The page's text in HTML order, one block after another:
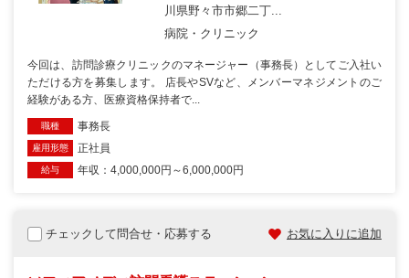
川県野々市市郷二丁...
病院・クリニック
今回は、訪問診療クリニックのマネージャー（事務長）としてご入社い
ただける方を募集します。 店長やSVなど、メンバーマネジメントのご
経験がある方、医療資格保持者で...
職種 事務長
雇用形態 正社員
給与 年収：4,000,000円～6,000,000円
チェックして問合せ・応募する お気に入りに追加